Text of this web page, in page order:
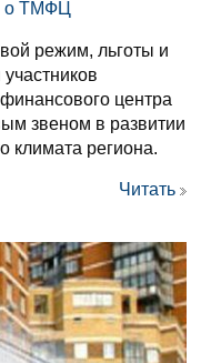
о ТМФЦ
режим, льготы и
центра
звеном в развитии
климата региона.
Читать